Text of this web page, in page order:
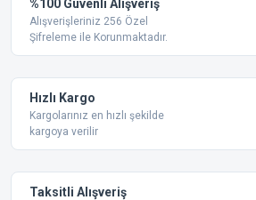
%100 Güvenli Alışveriş
Alışverişleriniz 256 Özel
Şifreleme ile Korunmaktadır.
Hızlı Kargo
Kargolarınız en hızlı şekilde
kargoya verilir
Taksitli Alışveriş